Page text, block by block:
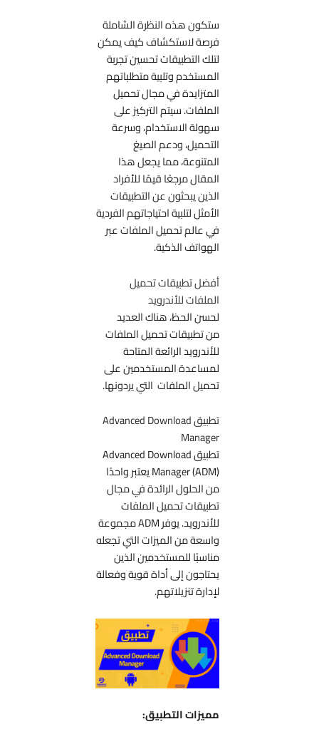
ستكون هذه النظرة الشاملة
فرصة لاستكشاف كيف يمكن
لتلك التطبيقات تحسين تجربة
المستخدم وتلبية متطلباتهم
المتزايدة في مجال تحميل
الملفات. سيتم التركيز على
سهولة الاستخدام، وسرعة
التحميل، ودعم الصيغ
المتنوعة، مما يجعل هذا
المقال مرجعًا قيمًا للأفراد
الذين يبحثون عن التطبيقات
الأمثل لتلبية احتياجاتهم الفردية
في عالم تحميل الملفات عبر
الهواتف الذكية.
أفضل تطبيقات تحميل
الملفات للأندرويد
لحسن الحظ، هناك العديد
من تطبيقات تحميل الملفات
للأندرويد الرائعة المتاحة
لمساعدة المستخدمين على
تحميل الملفات التي يردونها.
تطبيق Advanced Download
Manager
تطبيق Advanced Download
Manager (ADM) يعتبر واحدًا
من الحلول الرائدة في مجال
تطبيقات تحميل الملفات
للأندرويد. يوفر ADM مجموعة
واسعة من الميزات التي تجعله
مناسبًا للمستخدمين الذين
يحتاجون إلى أداة قوية وفعالة
لإدارة تنزيلاتهم.
مميزات التطبيق: